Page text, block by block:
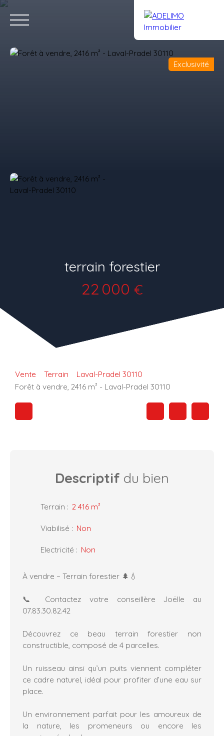
Exclusivité
terrain forestier
22 000 €
Vente Terrain
Laval-Pradel 30110
Forêt à vendre, 2416 m² - Laval-Pradel 30110
Descriptif du bien
Terrain : 2 416 m²
Viabilisé : Non
Electricité : Non
À vendre – Terrain forestier 🌲💧
📞 Contactez votre conseillère Joëlle au
07.83.30.82.42
Découvrez ce beau terrain forestier non
constructible, composé de 4 parcelles.
Un ruisseau ainsi qu’un puits viennent compléter
ce cadre naturel, idéal pour profiter d’une eau sur
place.
Un environnement parfait pour les amoureux de
la nature, les promeneurs ou encore les